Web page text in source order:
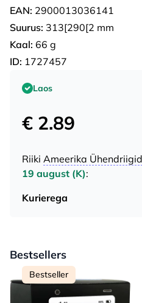
EAN: 2900013036141
Suurus: 313[290[2 mm
Kaal: 66 g
ID: 1727457
Laos
€ 2.89
Riiki Ameerika Ühendriigid
19 august (K):
Kurierega
Bestsellers
Bestseller